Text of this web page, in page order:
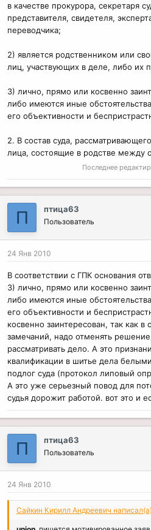
в качестве прокурора, секретаря
представителя, свидетеля,
переводчика;
2) является родственником или
лиц, участвующих в деле, либо их
3) лично, прямо или косвенно
либо имеются иные
его объективности и
2. В состав суда,
лица, состоящие в родстве между
Последнее
П птица63
Пользователь
24 Янв 2010
В соответствии с ГПК основания
3) лично, прямо или косвенно
либо имеются иные
его объективности и
косвенно заинтересован, так как в
замечаний, надо отменять
рассматривать дело. А это
квалификации в шитье дела
подлог суда (протокол липовый
А это уже серьезный повод для
судья дорожит работой. вот это и
П птица63
Пользователь
24 Янв 2010
Сайкин Кирилл Андреевич